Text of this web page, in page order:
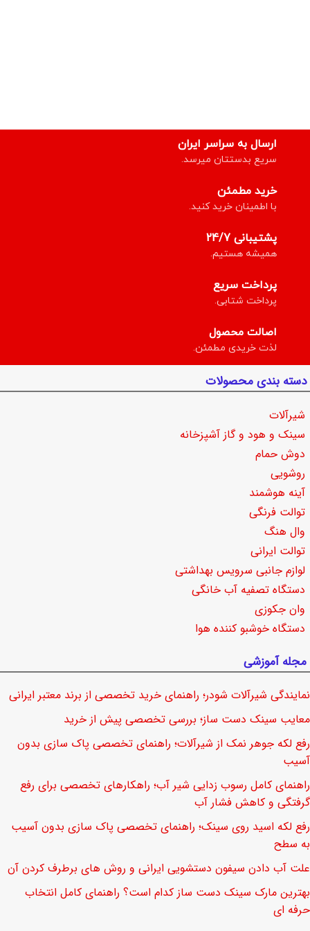
ارسال به سراسر ایران
سریع بدستتان میرسد.
خرید مطمئن
با اطمینان خرید کنید.
پشتیبانی 24/7
همیشه هستیم.
پرداخت سریع
پرداخت شتابی.
اصالت محصول
لذت خریدی مطمئن.
دسته بندی محصولات
شیرآلات
سینک و هود و گاز آشپزخانه
دوش حمام
روشویی
آینه هوشمند
توالت فرنگی
وال هنگ
توالت ایرانی
لوازم جانبی سرویس بهداشتی
دستگاه تصفیه آب خانگی
وان جکوزی
دستگاه خوشبو کننده هوا
مجله آموزشی
نمایندگی شیرآلات شودر؛ راهنمای خرید تخصصی از برند معتبر ایرانی
معایب سینک دست ساز؛ بررسی تخصصی پیش از خرید
رفع لکه جوهر نمک از شیرآلات؛ راهنمای تخصصی پاک سازی بدون
آسیب
راهنمای کامل رسوب زدایی شیر آب؛ راهکارهای تخصصی برای رفع
گرفتگی و کاهش فشار آب
رفع لکه اسید روی سینک؛ راهنمای تخصصی پاک سازی بدون آسیب
به سطح
علت آب دادن سیفون دستشویی ایرانی و روش های برطرف کردن آن
بهترین مارک سینک دست ساز کدام است؟ راهنمای کامل انتخاب
حرفه ای